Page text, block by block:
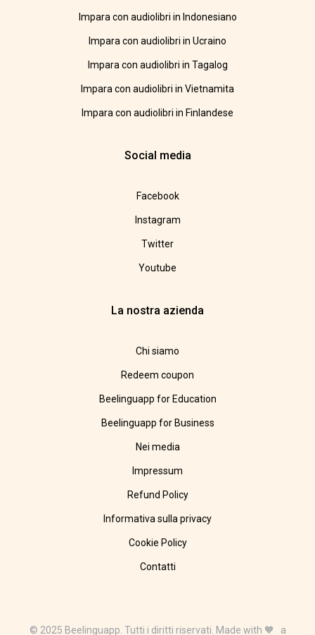
Impara con audiolibri in Indonesiano
Impara con audiolibri in Ucraino
Impara con audiolibri in Tagalog
Impara con audiolibri in Vietnamita
Impara con audiolibri in Finlandese
Social media
Facebook
Instagram
Twitter
Youtube
La nostra azienda
Chi siamo
Redeem coupon
Beelinguapp for Education
Beelinguapp for Business
Nei media
Impressum
Refund Policy
Informativa sulla privacy
Cookie Policy
Contatti
© 2025 Beelinguapp. Tutti i diritti riservati. Made with 🧡 a